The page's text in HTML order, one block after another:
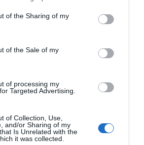
of the Sharing of my
of the Sale of my
of processing my
Targeted Advertising.
of Collection, Use,
and/or Sharing of my
Is Unrelated with the
it was collected.
con Short patchwork con
estampados solares